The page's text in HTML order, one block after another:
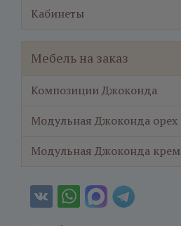
Кабинеты
Мебель на заказ
Композиции Джоконда
Модульная Джоконда орех
Модульная Джоконда крем